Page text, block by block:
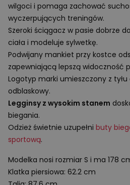
wilgoci i pomaga zachować
wyczerpujących treningów.
Szeroki ściągacz w pasie dobrze
ciała i modeluje sylwetkę.
Podwijany mankiet przy kostce
zapewniającą lepszą widoczność
Logotyp marki umieszczony z tyłu
odblaskowy.
Legginsy z wysokim stanem
biegania.
Odzież świetnie uzupełni buty
sportową.
Modelka nosi rozmiar S i ma 178
Klatka piersiowa: 62.2 cm